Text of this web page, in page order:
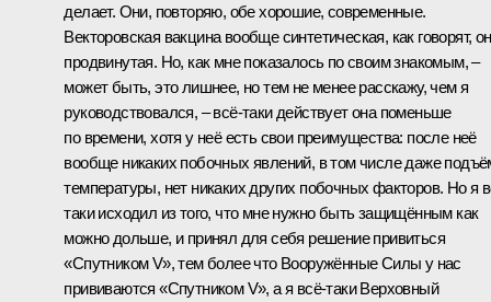
делает. Они, повторяю, обе хорошие, современные.
Векторовская вакцина вообще синтетическая, как говорят,
продвинутая. Но, как мне показалось по своим знакомым, –
может быть, это лишнее, но тем не менее расскажу, чем я
руководствовался, – всё-таки действует она поменьше
по времени, хотя у неё есть свои преимущества: после неё
вообще никаких побочных явлений, в том числе даже
температуры, нет никаких других побочных факторов. Но я
таки исходил из того, что мне нужно быть защищённым как
можно дольше, и принял для себя решение привиться
«Спутником V», тем более что Вооружённые Силы у нас
прививаются «Спутником V», а я всё-таки Верховный